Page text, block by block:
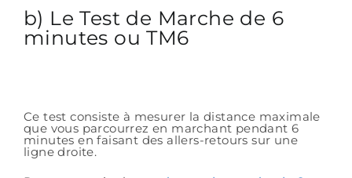
b) Le Test de Marche de 6
minutes ou TM6
Ce test consiste à mesurer la distance maximale
que vous parcourrez en marchant pendant 6
minutes en faisant des allers-retours sur une
ligne droite.